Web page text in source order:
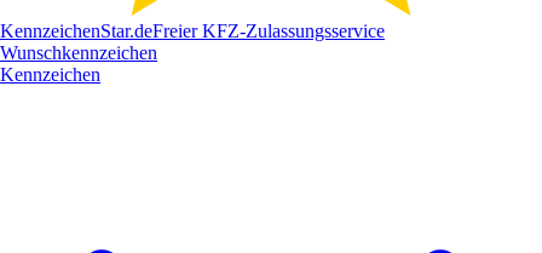
KennzeichenStar.deFreier KFZ-Zulassungsservice
Wunschkennzeichen
Kennzeichen